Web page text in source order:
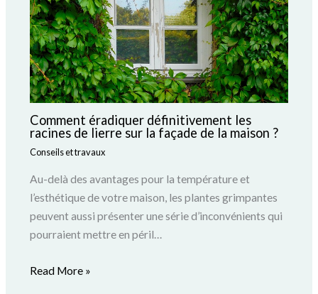
Comment éradiquer définitivement les
racines de lierre sur la façade de la maison ?
Conseils et travaux
Au-delà des avantages pour la température et
l’esthétique de votre maison, les plantes grimpantes
peuvent aussi présenter une série d’inconvénients qui
pourraient mettre en péril…
Read More »